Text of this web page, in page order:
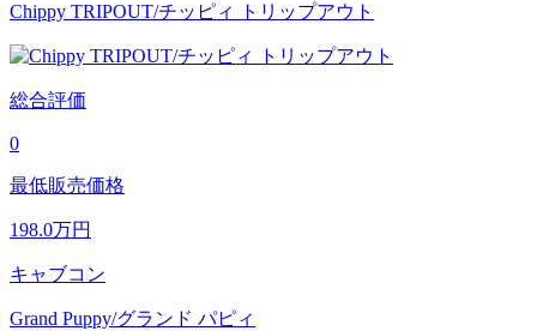
Chippy TRIPOUT/チッピィ トリップアウト
総合評価
0
最低販売価格
198.0万円
キャブコン
Grand Puppy/グランド パピィ